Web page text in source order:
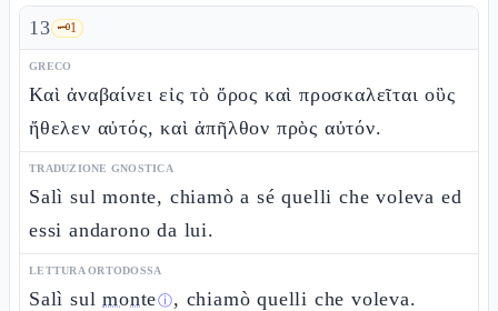
13 🗝️1
GRECO
Καὶ ἀναβαίνει εἰς τὸ ὄρος καὶ προσκαλεῖται οὓς
ἤθελεν αὐτός, καὶ ἀπῆλθον πρὸς αὐτόν.
TRADUZIONE GNOSTICA
Salì sul monte, chiamò a sé quelli che voleva ed
essi andarono da lui.
LETTURA ORTODOSSA
Salì sulmonteⓘ, chiamò quelli che voleva.